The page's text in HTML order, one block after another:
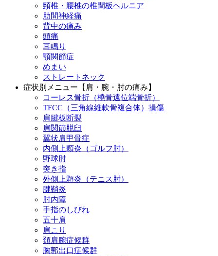
頸椎・腰椎の椎間板ヘルニア
肋間神経痛
背中の痛み
頭痛
耳鳴り
顎関節症
めまい
ストレートネック
症状別メニュー【肩・腕・肘の痛み】
コーレス骨折（橈骨遠位端骨折）
TFCC（三角線維軟骨複合体）損傷
肩腱板断裂
肩関節脱臼
翼状肩甲骨症
内側上顆炎（ゴルフ肘）
野球肘
突き指
外側上顆炎（テニス肘）
腱鞘炎
肘内障
手指のしびれ
五十肩
肩こり
頚肩腕症候群
胸郭出口症候群